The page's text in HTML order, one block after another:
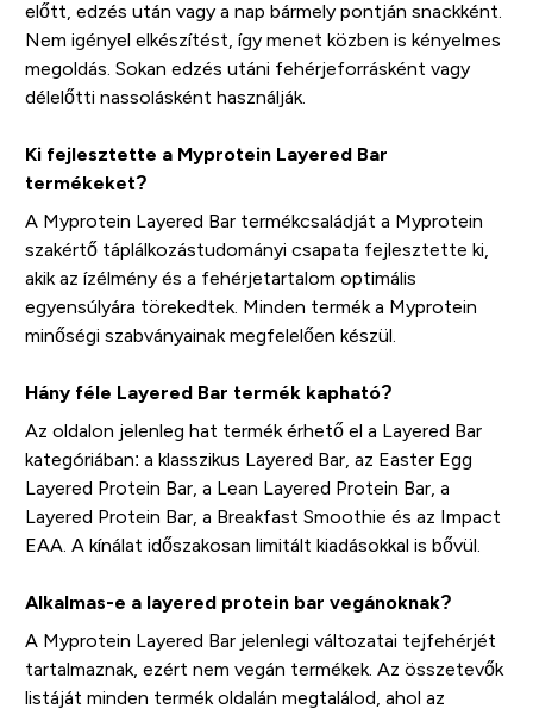
előtt, edzés után vagy a nap bármely pontján snackként.
Nem igényel elkészítést, így menet közben is kényelmes
megoldás. Sokan edzés utáni fehérjeforrásként vagy
délelőtti nassolásként használják.
Ki fejlesztette a Myprotein Layered Bar
termékeket?
A Myprotein Layered Bar termékcsaládját a Myprotein
szakértő táplálkozástudományi csapata fejlesztette ki,
akik az ízélmény és a fehérjetartalom optimális
egyensúlyára törekedtek. Minden termék a Myprotein
minőségi szabványainak megfelelően készül.
Hány féle Layered Bar termék kapható?
Az oldalon jelenleg hat termék érhető el a Layered Bar
kategóriában: a klasszikus Layered Bar, az Easter Egg
Layered Protein Bar, a Lean Layered Protein Bar, a
Layered Protein Bar, a Breakfast Smoothie és az Impact
EAA. A kínálat időszakosan limitált kiadásokkal is bővül.
Alkalmas-e a layered protein bar vegánoknak?
A Myprotein Layered Bar jelenlegi változatai tejfehérjét
tartalmaznak, ezért nem vegán termékek. Az összetevők
listáját minden termék oldalán megtalálod, ahol az